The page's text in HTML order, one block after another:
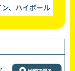
、ハイボール